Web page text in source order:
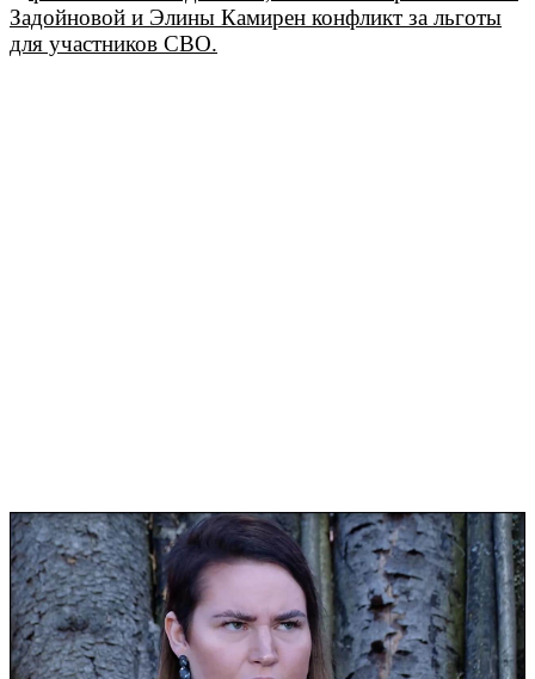
Задойновой и Элины Камирен конфликт за льготы
для участников СВО.